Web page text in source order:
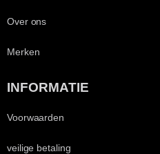
Over ons
Merken
INFORMATIE
Voorwaarden
veilige betaling